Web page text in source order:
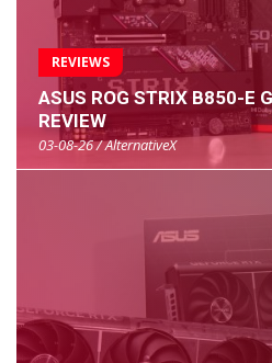
REVIEWS
ASUS ROG STRIX B850-E
REVIEW
03-08-26 / AlternativeX